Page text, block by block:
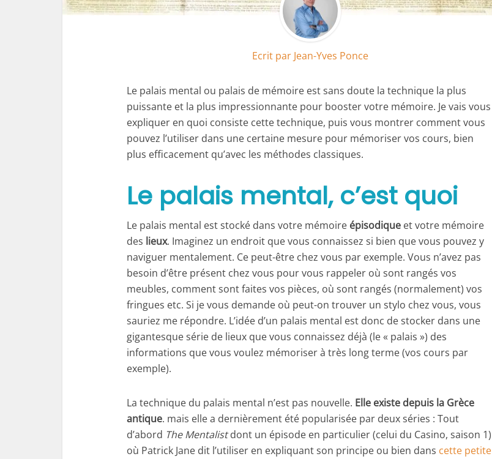
Ecrit par Jean-Yves Ponce
Le palais mental ou palais de mémoire est sans doute la technique la plus
puissante et la plus impressionnante pour booster votre mémoire. Je vais vous
expliquer en quoi consiste cette technique, puis vous montrer comment vous
pouvez l’utiliser dans une certaine mesure pour mémoriser vos cours, bien
plus efficacement qu’avec les méthodes classiques.
Le palais mental, c’est quoi
Le palais mental est stocké dans votre mémoire épisodique et votre mémoire
des lieux. Imaginez un endroit que vous connaissez si bien que vous pouvez y
naviguer mentalement. Ce peut-être chez vous par exemple. Vous n’avez pas
besoin d’être présent chez vous pour vous rappeler où sont rangés vos
meubles, comment sont faites vos pièces, où sont rangés (normalement) vos
fringues etc. Si je vous demande où peut-on trouver un stylo chez vous, vous
sauriez me répondre. L’idée d’un palais mental est donc de stocker dans une
gigantesque série de lieux que vous connaissez déjà (le « palais ») des
informations que vous voulez mémoriser à très long terme (vos cours par
exemple).
La technique du palais mental n’est pas nouvelle. Elle existe depuis la Grèce
antique. mais elle a dernièrement été popularisée par deux séries : Tout
d’abord The Mentalistdont un épisode en particulier (celui du Casino, saison 1)
où Patrick Jane dit l’utiliser en expliquant son principe ou bien dans cette petite